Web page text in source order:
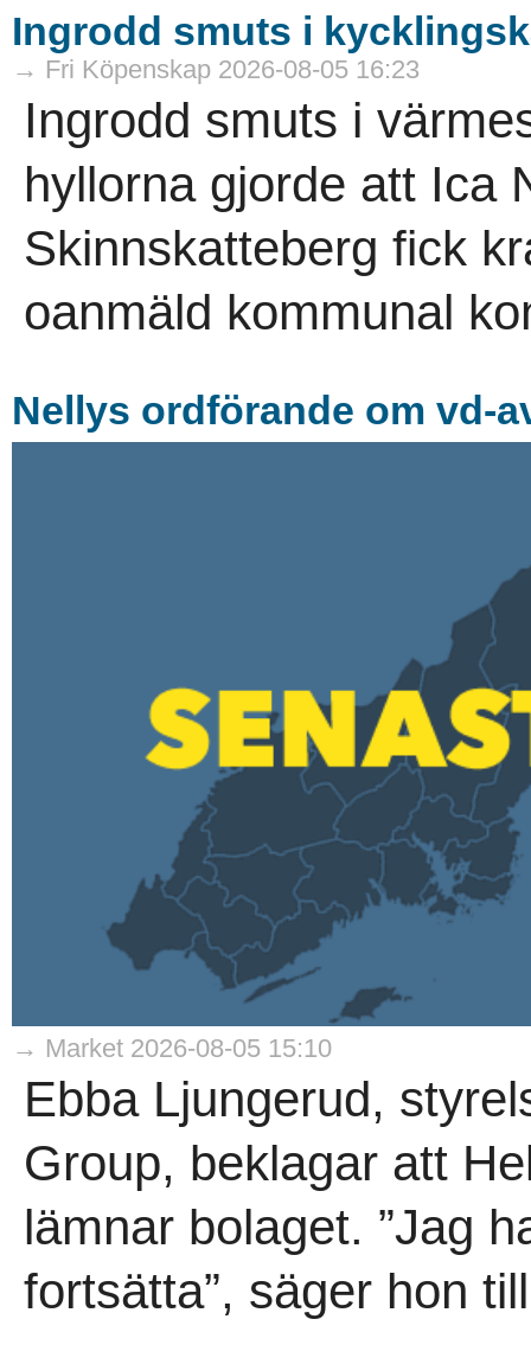
Ingrodd smuts i
→ Fri Köpenskap 2026-08-05 16:23
Ingrodd smuts i
hyllorna gjorde att Ica
Skinnskatteberg fick
oanmäld kommunal
Nellys ordförande om vd-
→ Market 2026-08-05 15:10
Ebba Ljungerud,
Group, beklagar att
lämnar bolaget. ”Jag
fortsätta”, säger hon